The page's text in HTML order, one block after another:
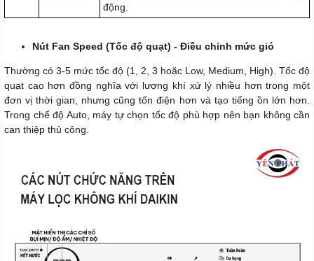
động.
Nút Fan Speed (Tốc độ quạt) - Điều chỉnh mức gió
Thường có 3-5 mức tốc độ (1, 2, 3 hoặc Low, Medium, High). Tốc độ
quạt cao hơn đồng nghĩa với lượng khí xử lý nhiều hơn trong một
đơn vị thời gian, nhưng cũng tốn điện hơn và tạo tiếng ồn lớn hơn.
Trong chế độ Auto, máy tự chọn tốc độ phù hợp nên bạn không cần
can thiệp thủ công.